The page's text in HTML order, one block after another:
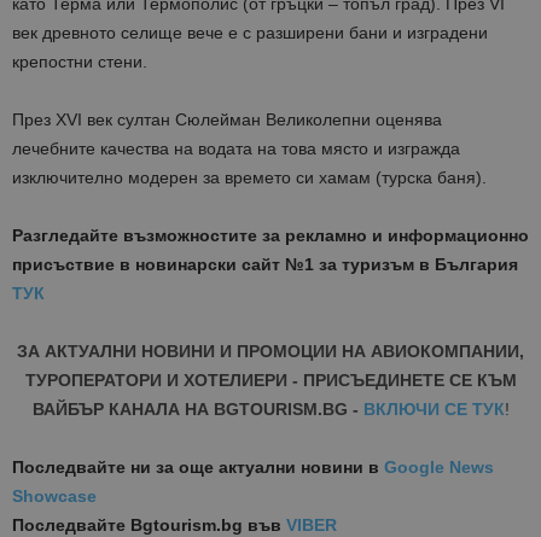
като Терма или Термополис (от гръцки – топъл град). През VI
век древното селище вече е с разширени бани и изградени
крепостни стени.
През ХVІ век султан Сюлейман Великолепни оценява
лечебните качества на водата на това място и изгражда
изключително модерен за времето си хамам (турска баня).
Разгледайте възможностите за рекламно и информационно
присъствие в новинарски сайт №1 за туризъм в България
ТУК
ЗА АКТУАЛНИ НОВИНИ И ПРОМОЦИИ НА АВИОКОМПАНИИ,
ТУРОПЕРАТОРИ И ХОТЕЛИЕРИ - ПРИСЪЕДИНЕТЕ СЕ КЪМ
ВАЙБЪР КАНАЛА НА BGTOURISM.BG - ВКЛЮЧИ СЕ ТУК!
Последвайте ни за още актуални новини в Google News
Showcase
Последвайте Bgtourism.bg във VIBER